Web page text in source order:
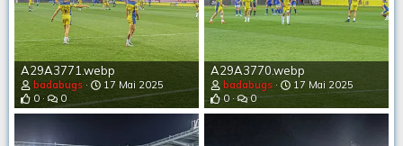
A29A3771.webp
badabugs
17 Mai 2025
0
0
A29A3770.webp
badabugs
17 Mai 2025
0
0